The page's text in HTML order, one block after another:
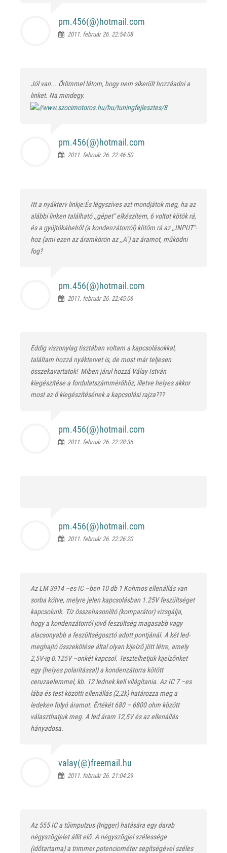
pm.456(@)hotmail.com
2011. február 26. 22:54:08
Jól van... Örömmel látom, hogy nem sikerült hozzáadni a
linket. Na mindegy.
pm.456(@)hotmail.com
2011. február 26. 22:46:50
Itt a nyákterv linkje:És légyszíves azt mondjátok meg, ha az
alábbi linken található ,,gépet" elkészítem, 6 voltot kötök rá,
és a gyújtókábelről (a kondenzátorról) kötöm rá az ,,INPUT"-
hoz (ami ezen az áramkörön az ,,A") az áramot, működni
fog?
pm.456(@)hotmail.com
2011. február 26. 22:45:06
Eddig viszonylag tisztában voltam a kapcsolásokkal,
találtam hozzá nyáktervet is, de most már teljesen
összekavartatok! Miben járul hozzá Válay István
kiegészítése a fordulatszámmérőhöz, illetve helyes akkor
most az ő kiegészítésének a kapcsolási rajza???
pm.456(@)hotmail.com
2011. február 26. 22:28:36
pm.456(@)hotmail.com
2011. február 26. 22:26:20
Az LM 3914 –es IC –ben 10 db 1 Kohmos ellenállás van
sorba kötve, melyre jelen kapcsolásban 1.25V feszültséget
kapcsolunk. Tíz összehasonlító (komparátor) vizsgálja,
hogy a kondenzátorról jövő feszültség magasabb vagy
alacsonyabb a feszültségosztó adott pontjánál. A két led-
meghajtó összekötése által olyan kijelző jött létre, amely
2,5V-ig 0.125V –onkét kapcsol. Tesztelhetjük kijelzőnket
egy (helyes polaritással) a kondenzátorra kötött
ceruzaelemmel, kb. 12 lednek kell világítania. Az IC 7 –es
lába és test közötti ellenállás (2,2k) határozza meg a
ledeken folyó áramot. Értékét 680 – 6800 ohm között
választhatjuk meg. A led áram 12,5V és az ellenállás
hányadosa.
valay(@)freemail.hu
2011. február 26. 21:04:29
Az 555 IC a tűimpulzus (trigger) hatására egy darab
négyszögjelet állít elő. A négyszögjel szélessége
(időtartama) a trimmer potenciométer segítségével széles